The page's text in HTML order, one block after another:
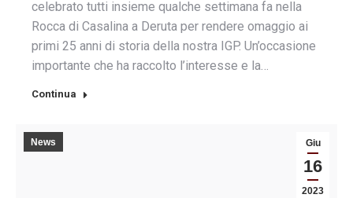
celebrato tutti insieme qualche settimana fa nella
Rocca di Casalina a Deruta per rendere omaggio ai
primi 25 anni di storia della nostra IGP. Un’occasione
importante che ha raccolto l’interesse e la…
Continua
Giu
16
2023
News